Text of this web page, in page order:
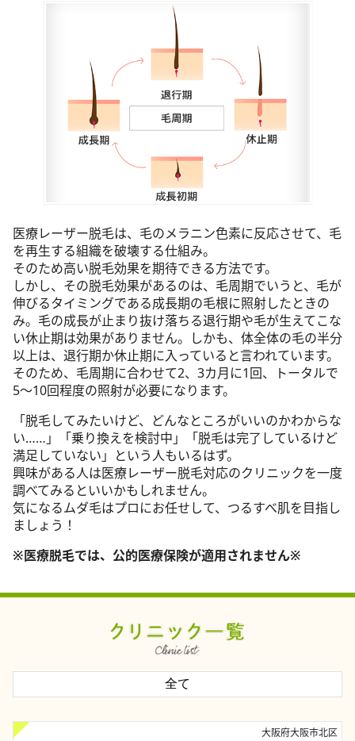
医療レーザー脱毛は、毛のメラニン色素に反応させて、毛
を再生する組織を破壊する仕組み。
そのため高い脱毛効果を期待できる方法です。
しかし、その脱毛効果があるのは、毛周期でいうと、毛が
伸びるタイミングである成長期の毛根に照射したときの
み。毛の成長が止まり抜け落ちる退行期や毛が生えてこな
い休止期は効果がありません。しかも、体全体の毛の半分
以上は、退行期か休止期に入っていると言われています。
そのため、毛周期に合わせて2、3カ月に1回、トータルで
5～10回程度の照射が必要になります。
「脱毛してみたいけど、どんなところがいいのかわからな
い……」「乗り換えを検討中」「脱毛は完了しているけど
満足していない」という人もいるはず。
興味がある人は医療レーザー脱毛対応のクリニックを一度
調べてみるといいかもしれません。
気になるムダ毛はプロにお任せして、つるすべ肌を目指し
ましょう！
※医療脱毛では、公的医療保険が適用されません※
大阪府大阪市北区